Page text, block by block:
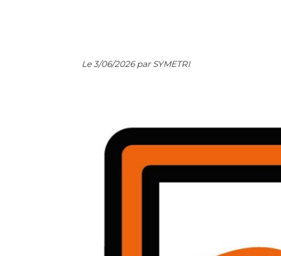
Le 3/06/2026 par SYMETRI